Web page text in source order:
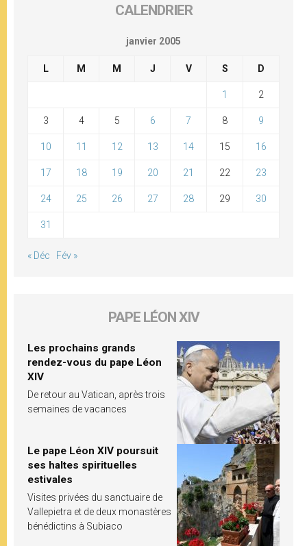
CALENDRIER
janvier 2005
L M M J V S D
1 2
3 4 5 6 7 8 9
10 11 12 13 14 15 16
17 18 19 20 21 22 23
24 25 26 27 28 29 30
31
« Déc Fév »
PAPE LÉON XIV
Les prochains grands
rendez-vous du pape Léon
XIV
De retour au Vatican, après trois
semaines de vacances
Le pape Léon XIV poursuit
ses haltes spirituelles
estivales
Visites privées du sanctuaire de
Vallepietra et de deux monastères
bénédictins à Subiaco